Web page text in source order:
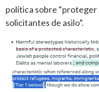
política sobre “proteger
solicitantes de asilo”.